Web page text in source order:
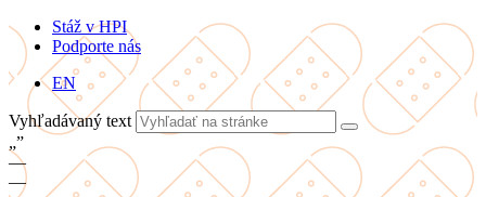
Stáž v HPI
Podporte nás
EN
Vyhľadávaný text
„”
—
—